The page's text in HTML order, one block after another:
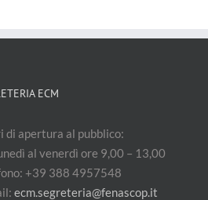
ECM
di apertura al pubblico:
al venerdì ore 9,00 – 13,00
+39 388 4957548
ecm.segreteria@fenascop.it